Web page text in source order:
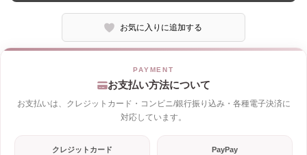
お気に入りに追加する
お支払い方法について
お支払いは、クレジットカード・コンビニ/銀行振り込み・各種電子決済に
対応しています。
クレジットカード PayPay